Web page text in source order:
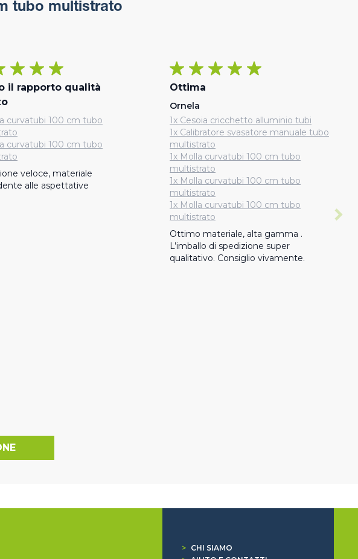
tubo multistrato
il rapporto qualità
curvatubi 100 cm tubo
curvatubi 100 cm tubo
veloce, materiale
alle aspettative
Ottima
Ornela
1x Cesoia cricchetto alluminio tubi
1x Calibratore svasatore manuale tubo
multistrato
1x Molla curvatubi 100 cm tubo
multistrato
1x Molla curvatubi 100 cm tubo
multistrato
1x Molla curvatubi 100 cm tubo
multistrato
Ottimo materiale, alta gamma .
L’imballo di spedizione super
qualitativo. Consiglio vivamente.
>
CHI SIAMO